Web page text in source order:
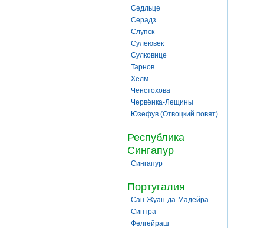
Седльце
Серадз
Слупск
Сулеювек
Сулковице
Тарнов
Хелм
Ченстохова
Червёнка-Лещины
Юзефув (Отвоцкий повят)
Республика
Сингапур
Сингапур
Португалия
Сан-Жуан-да-Мадейра
Синтра
Фелгейраш